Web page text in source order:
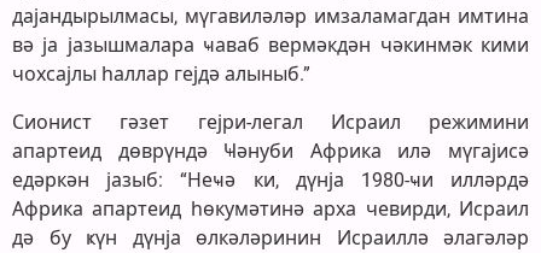
дајандырылмасы, мүгавиләләр имзаламагдан имтина
вә ја јазышмалара ҹаваб вермәкдән чәкинмәк кими
чохсајлы һаллар гејдә алыныб.”
Сионист гәзет гејри-легал Исраил режимини
апартеид дөврүндә Ҹәнуби Африка илә мүгајисә
едәркән јазыб: “Неҹә ки, дүнја 1980-ҹи илләрдә
Африка апартеид һөкумәтинә арха чевирди, Исраил
дә бу ҝүн дүнја өлкәләринин Исраиллә әлагәләр